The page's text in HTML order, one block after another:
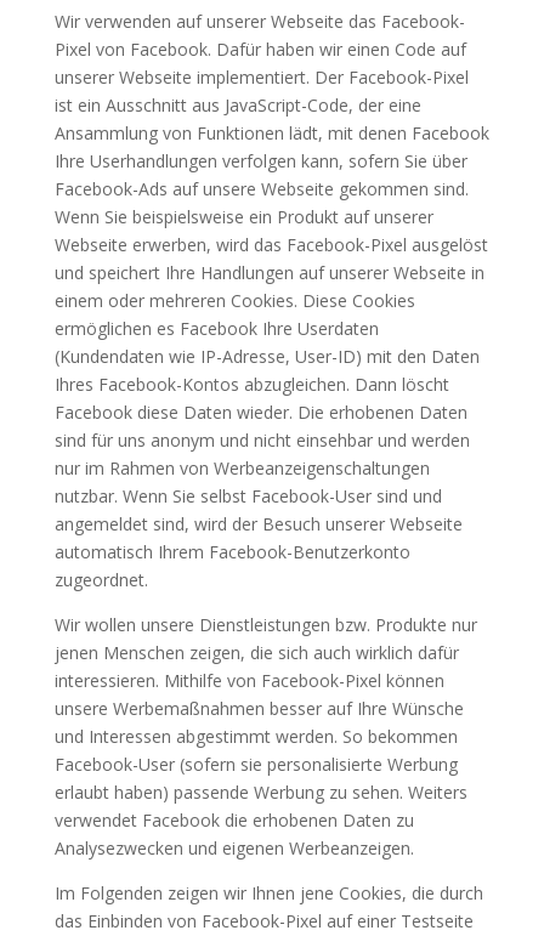
Wir verwenden auf unserer Webseite das Facebook-
Pixel von Facebook. Dafür haben wir einen Code auf
unserer Webseite implementiert. Der Facebook-Pixel
ist ein Ausschnitt aus JavaScript-Code, der eine
Ansammlung von Funktionen lädt, mit denen Facebook
Ihre Userhandlungen verfolgen kann, sofern Sie über
Facebook-Ads auf unsere Webseite gekommen sind.
Wenn Sie beispielsweise ein Produkt auf unserer
Webseite erwerben, wird das Facebook-Pixel ausgelöst
und speichert Ihre Handlungen auf unserer Webseite in
einem oder mehreren Cookies. Diese Cookies
ermöglichen es Facebook Ihre Userdaten
(Kundendaten wie IP-Adresse, User-ID) mit den Daten
Ihres Facebook-Kontos abzugleichen. Dann löscht
Facebook diese Daten wieder. Die erhobenen Daten
sind für uns anonym und nicht einsehbar und werden
nur im Rahmen von Werbeanzeigenschaltungen
nutzbar. Wenn Sie selbst Facebook-User sind und
angemeldet sind, wird der Besuch unserer Webseite
automatisch Ihrem Facebook-Benutzerkonto
zugeordnet.
Wir wollen unsere Dienstleistungen bzw. Produkte nur
jenen Menschen zeigen, die sich auch wirklich dafür
interessieren. Mithilfe von Facebook-Pixel können
unsere Werbemaßnahmen besser auf Ihre Wünsche
und Interessen abgestimmt werden. So bekommen
Facebook-User (sofern sie personalisierte Werbung
erlaubt haben) passende Werbung zu sehen. Weiters
verwendet Facebook die erhobenen Daten zu
Analysezwecken und eigenen Werbeanzeigen.
Im Folgenden zeigen wir Ihnen jene Cookies, die durch
das Einbinden von Facebook-Pixel auf einer Testseite